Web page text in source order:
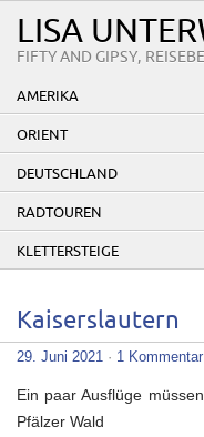
LISA
FIFTY AND GIPSY,
AMERIKA
ORIENT
DEUTSCHLAND
RADTOUREN
KLETTERSTEIGE
Kaiserslautern
29. Juni 2021 · 1 Kommentar
Ein paar Ausflüge
Pfälzer Wald